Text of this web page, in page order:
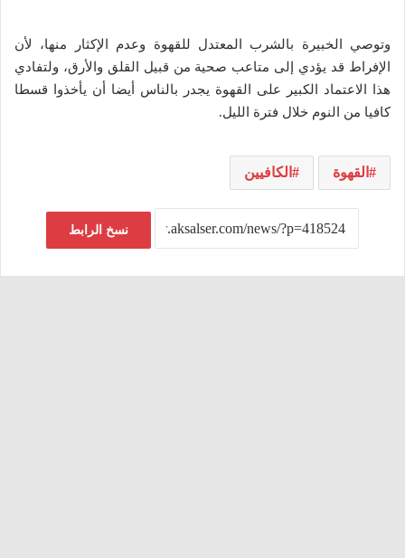
وتوصي الخبيرة بالشرب المعتدل للقهوة وعدم الإكثار منها، لأن
الإفراط قد يؤدي إلى متاعب صحية من قبيل القلق والأرق، ولتفادي
هذا الاعتماد الكبير على القهوة يجدر بالناس أيضا أن يأخذوا قسطا
كافيا من النوم خلال فترة الليل.
القهوة الكافيين
نسخ الرابط